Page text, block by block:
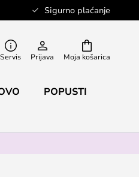
Sigurno plaćanje
Moja košarica
Servis Prijava
POPUSTI